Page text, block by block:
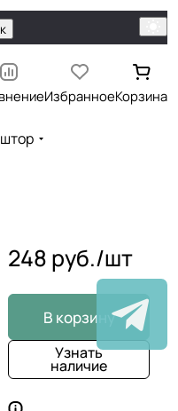
ИзбранноеКорзина
248 руб./шт
В корзину
Узнать
наличие